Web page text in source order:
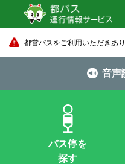
都営バスをご利用いただきあ
音声
バス停を
探す